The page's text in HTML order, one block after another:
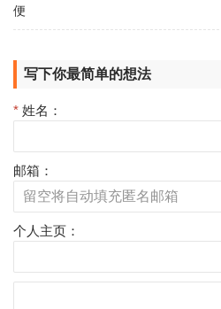
便
写下你最简单的想法
* 姓名：
邮箱：
个人主页：